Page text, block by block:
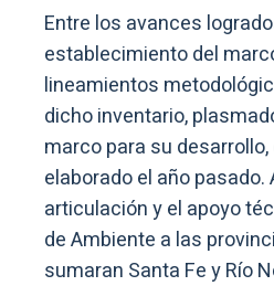
Entre los avances
establecimiento del
lineamientos
dicho inventario,
marco para su
elaborado el año pasado.
articulación y el apoyo
de Ambiente a las
sumaran Santa Fe y Río